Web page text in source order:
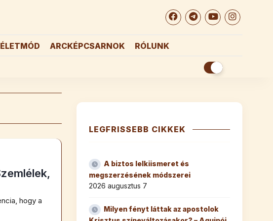
ÉLETMÓD ARCKÉPCSARNOK RÓLUNK
hogy a
LEGFRISSEBB CIKKEK
A biztos lelkiismeret és
megszerzésének módszerei
2026 augusztus 7
Milyen fényt láttak az apostolok